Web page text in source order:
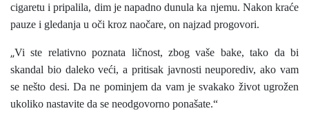
cigaretu i pripalila, dim je napadno dunula ka njemu. Nakon kraće
pauze i gledanja u oči kroz naočare, on najzad progovori.
„Vi ste relativno poznata ličnost, zbog vaše bake, tako da bi
skandal bio daleko veći, a pritisak javnosti neuporediv, ako vam
se nešto desi. Da ne pominjem da vam je svakako život ugrožen
ukoliko nastavite da se neodgovorno ponašate.“